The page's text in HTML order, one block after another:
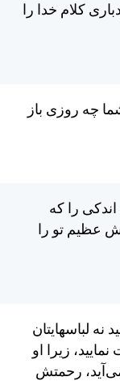
كلام خدا را
چه روزی باز
را كه
عظيم تو را
نه لباسهايتان
زيرا او
رحمتش